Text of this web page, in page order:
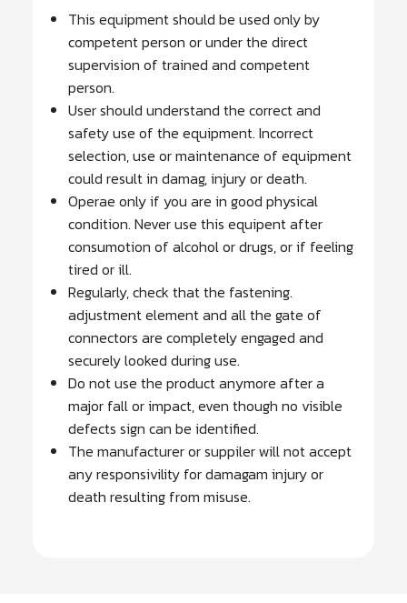
This equipment should be used only by
competent person or under the direct
supervision of trained and competent
person.
User should understand the correct and
safety use of the equipment. Incorrect
selection, use or maintenance of equipment
could result in damag, injury or death.
Operae only if you are in good physical
condition. Never use this equipent after
consumotion of alcohol or drugs, or if feeling
tired or ill.
Regularly, check that the fastening.
adjustment element and all the gate of
connectors are completely engaged and
securely looked during use.
Do not use the product anymore after a
major fall or impact, even though no visible
defects sign can be identified.
The manufacturer or suppiler will not accept
any responsivility for damagam injury or
death resulting from misuse.